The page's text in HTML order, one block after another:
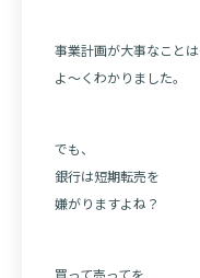
事業計画が大事なことは
よ～くわかりました。
でも、
銀行は短期転売を
嫌がりますよね？
買って売ってを